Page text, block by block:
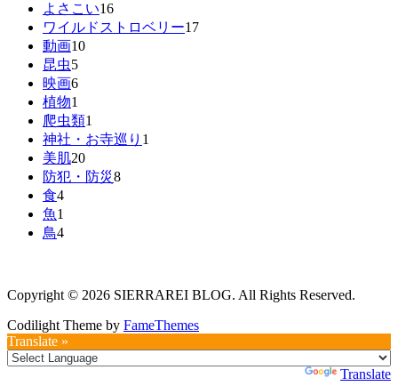
よさこい16
ワイルドストロベリー17
動画10
昆虫5
映画6
植物1
爬虫類1
神社・お寺巡り 1
美肌20
防犯・防災8
食4
魚1
鳥4
Copyright © 2026 SIERRAREI BLOG. All Rights Reserved.
Codilight Theme by FameThemes
Translate »
Translate